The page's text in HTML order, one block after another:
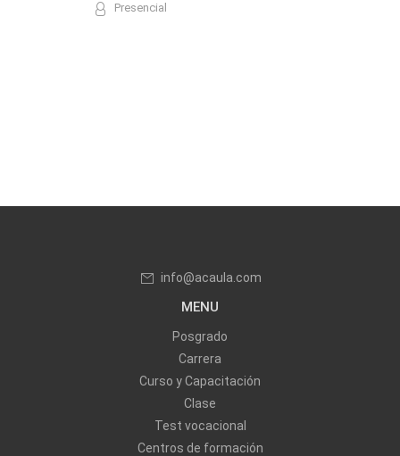
Presencial
info@acaula.com
MENU
Posgrado
Carrera
Curso y Capacitación
Clase
Test vocacional
Centros de formación